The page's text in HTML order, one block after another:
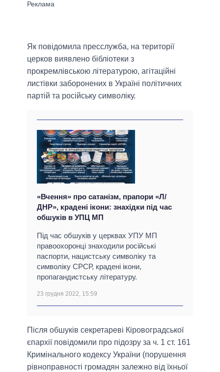
Як повідомила пресслужба, на території
церков виявлено бібліотеки з
прокремлівською літературою, агітаційні
листівки заборонених в Україні політичних
партій та російську символіку.
«Вчення» про сатанізм, прапори «Л/
ДНР», крадені ікони: знахідки під час
обшуків в УПЦ МП
Під час обшуків у церквах УПУ МП
правоохоронці знаходили російські
паспорти, нацистську символіку та
символіку СРСР, крадені ікони,
пропагандистську літературу.
23 грудня 2022, 15:59
Після обшуків секретареві Кіровоградської
єпархії повідомили про підозру за ч. 1 ст. 161
Кримінального кодексу України (порушення
рівноправності громадян залежно від їхньої